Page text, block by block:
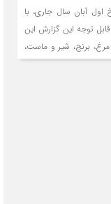
در تاریخ اول آبان سال جاری، با
توجه این گزارش این
اساسی نظیر مرغ، برنج، شیر و ماست،